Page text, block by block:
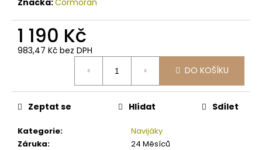
1 190 Kč
983,47 Kč bez DPH
DO KOŠÍKU
Kategorie:
Navijáky
Záruka:
24 Měsíců
Zeptat se Hlídat Sdílet
p
o
u
j
e
e